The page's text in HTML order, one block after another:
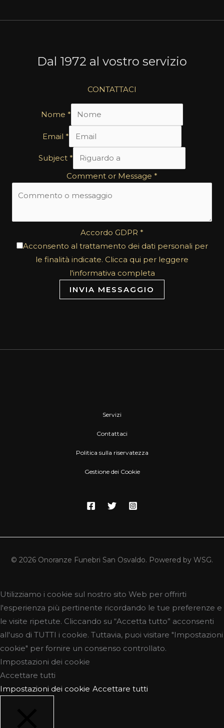
Dal 1972 al vostro servizio
CONTATTACI
Nome *
Email*
Subject*
Comment or Message *
Accordo GDPR *
Acconsento al trattamento dei dati personali per
le finalità indicate. Clicca qui per leggere
l'informativa completa
INVIA MESSAGGIO
Servizi
Contattaci
Politica sulla riservatezza
Gestione dei Cookie
© 2026 Onoranze Funebri San Osvaldo. Powered by WSG.
Utilizziamo i cookie sul nostro sito Web per offrirti
l'esperienza più pertinente ricordando le tue preferenze e
le visite ripetute. Cliccando su “Accetta tutto” acconsenti
all'uso di TUTTI i cookie. Tuttavia, puoi visitare "Impostazioni
cookie" per fornire un consenso controllato.
Impostazioni dei cookie
Accettare tutti
Impostazioni dei cookie Accettare tutti